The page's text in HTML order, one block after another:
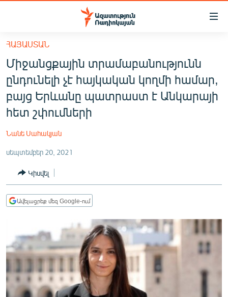
Մատչելիության
հիմնական
բովանդակությանը
Անցնել
հիմնական
մենյուին
Որոնում
ՀԱՅԱՍՏԱՆ
ՔԱՂԱՔԱԿԱՆ
ԸՆՏՐՈՒԹՅՈՒՆՆԵՐ 2026
ՊԱՏԵՐԱԶՄԻ 6 ՇԱԲԱԹՆԵՐԸ
ՄԻՋԱԶԳԱՅԻՆ
ՄՇԱԿՈՒՅԹ
ՍՊՈՐՏ
ՄԵԿՆԱԲԱՆՈՒԹՅՈՒՆ
ՀԱՅԱՍՏԱՆ
Միջանցքային տրամաբանությունն
ընդունելի չէ հայկական կողմի համար,
բայց Երևանը պատրաստ է Անկարայի
հետ շփումների
Նանե Սահակյան
սեպտեմբեր 20, 2021
Կիսվել
Ավելացրեք մեզ Google-ում